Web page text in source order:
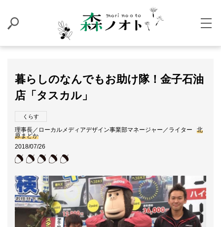
暮らしのなんでもお助け隊！金子石油
店「タスカル」
くらす
理事長／ローカルメディアデザイン事業部マネージャー／ライター
北
原まどか
2018/07/26